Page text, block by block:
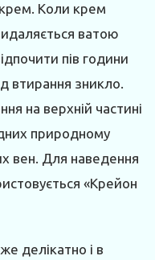
Коли крем
ватою
пів години
втирання зникло.
на верхній частині
природному
вен. Для наведення
«Крейон
делікатно і в